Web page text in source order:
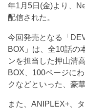
年1月5日(金)より、
配信された。
今回発売となる「
BOX」は、全10話の
ンを担当した押山清
BOX、100ページに
クなどといった、豪
また、ANIPLEX+、